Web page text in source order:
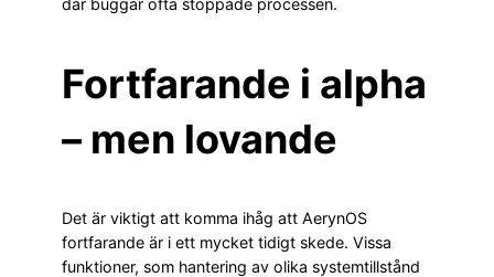
Fortfarande i alpha
– men lovande
Det är viktigt att komma ihåg att AerynOS
fortfarande är i ett mycket tidigt skede. Vissa
funktioner, som hantering av olika systemtillstånd